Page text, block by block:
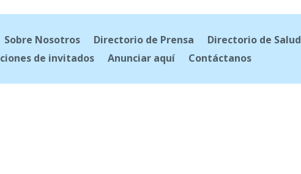
Sobre Nosotros Directorio de Prensa Directorio de Salud
de invitados
Anunciar aquí Contáctanos